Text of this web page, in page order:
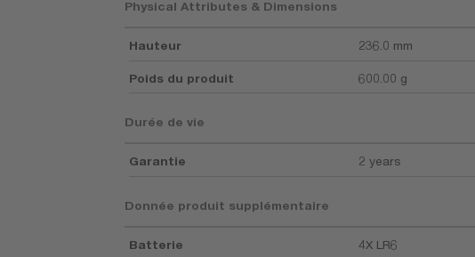
Physical Attributes & Dimensions
Hauteur 236.0 mm
Poids du produit 600.00 g
Durée de vie
Garantie 2 years
Donnée produit supplémentaire
Batterie 4X LR6